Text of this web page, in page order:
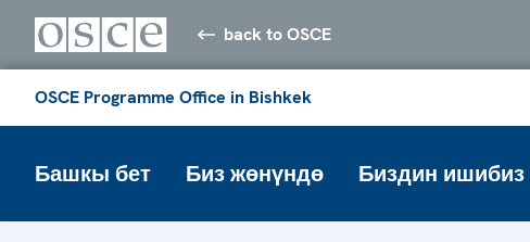
back to OSCE
OSCE Programme Office in Bishkek
Башкы бет Биз жөнүндө Биздин ишибиз